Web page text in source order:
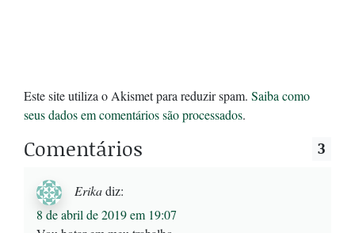
Este site utiliza o Akismet para reduzir spam. Saiba como
seus dados em comentários são processados.
Comentários 3
Erikadiz:
8 de abril de 2019 em 19:07